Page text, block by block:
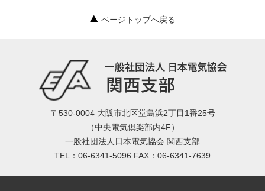
ページトップへ戻る
〒530-0004 大阪市北区堂島浜2丁目1番25号
（中央電気倶楽部内4F）
一般社団法人日本電気協会 関西支部
TEL：06-6341-5096 FAX：06-6341-7639